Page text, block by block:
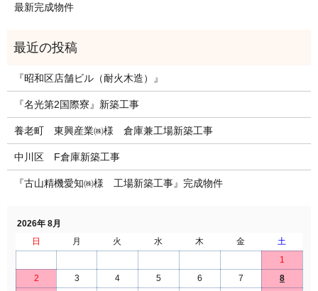
最新完成物件
『昭和区店舗ビル（耐火木造）』
『名光第2国際寮』新築工事
養老町 東興産業㈱様 倉庫兼工場新築工事
中川区 F倉庫新築工事
『古山精機愛知㈱様 工場新築工事』完成物件
2026年 8月
日
月 火 水 木 金
土
1
2
3 4 5 6 7
8